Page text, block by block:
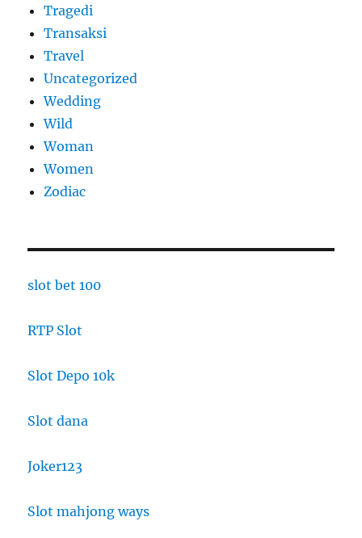
Tragedi
Transaksi
Travel
Uncategorized
Wedding
Wild
Woman
Women
Zodiac
slot bet 100
RTP Slot
Slot Depo 10k
Slot dana
Joker123
Slot mahjong ways